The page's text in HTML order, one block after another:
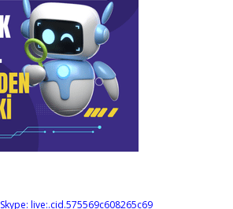
Skype: live:.cid.575569c608265c69